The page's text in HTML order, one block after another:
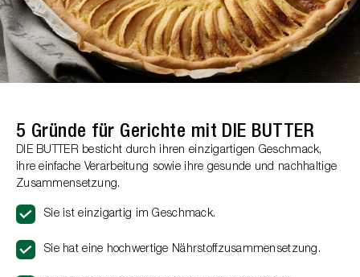
5 Gründe für Gerichte mit DIE BUTTER
DIE BUTTER besticht durch ihren einzigartigen Geschmack,
ihre einfache Verarbeitung sowie ihre gesunde und nachhaltige
Zusammensetzung.
Sie ist einzigartig im Geschmack.
Sie hat eine hochwertige Nährstoffzusammensetzung.